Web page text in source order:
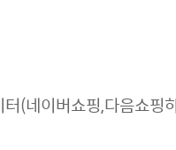
(네이버쇼핑,다음쇼핑